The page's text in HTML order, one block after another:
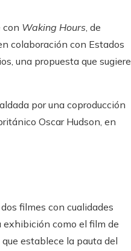
con Waking Hours, de
colaboración con Estados
una propuesta que sugiere
por una coproducción
Oscar Hudson, en
filmes con cualidades
exhibición como el film de
establece la pauta del